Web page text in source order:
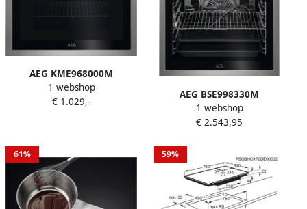
AEG KME968000M
QuickCook heteluchtoven
met magnetron (inbouw)
1 webshop
€ 1.029,-
AEG BSE998330M
STEAMPRO combi hetelucht-
en stoomoven grijs 2300 W
1 webshop
€ 2.543,95
61% 59%